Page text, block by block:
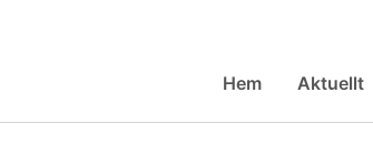
Hem Aktuellt